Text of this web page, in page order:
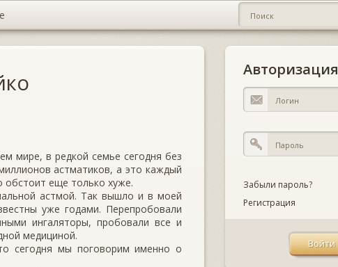
мире, в редкой семье сегодня без
астматиков, а это каждый
обстоит еще только хуже.
астмой. Так вышло и в моей
уже годами. Перепробовали
ингаляторы, пробовали все и
медициной.
сегодня мы поговорим именно о
Авторизация
Забыли пароль?
Регистрация